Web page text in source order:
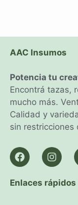
AAC Insumos
Potencia tu
Encontrá tazas,
mucho más.
Calidad y
sin restricciones
Enlaces rápidos